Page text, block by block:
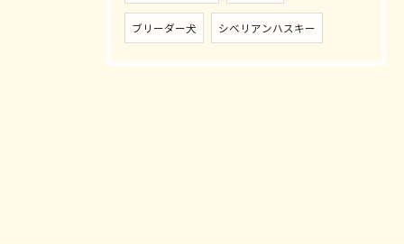
ブリーダー犬 シベリアンハスキー